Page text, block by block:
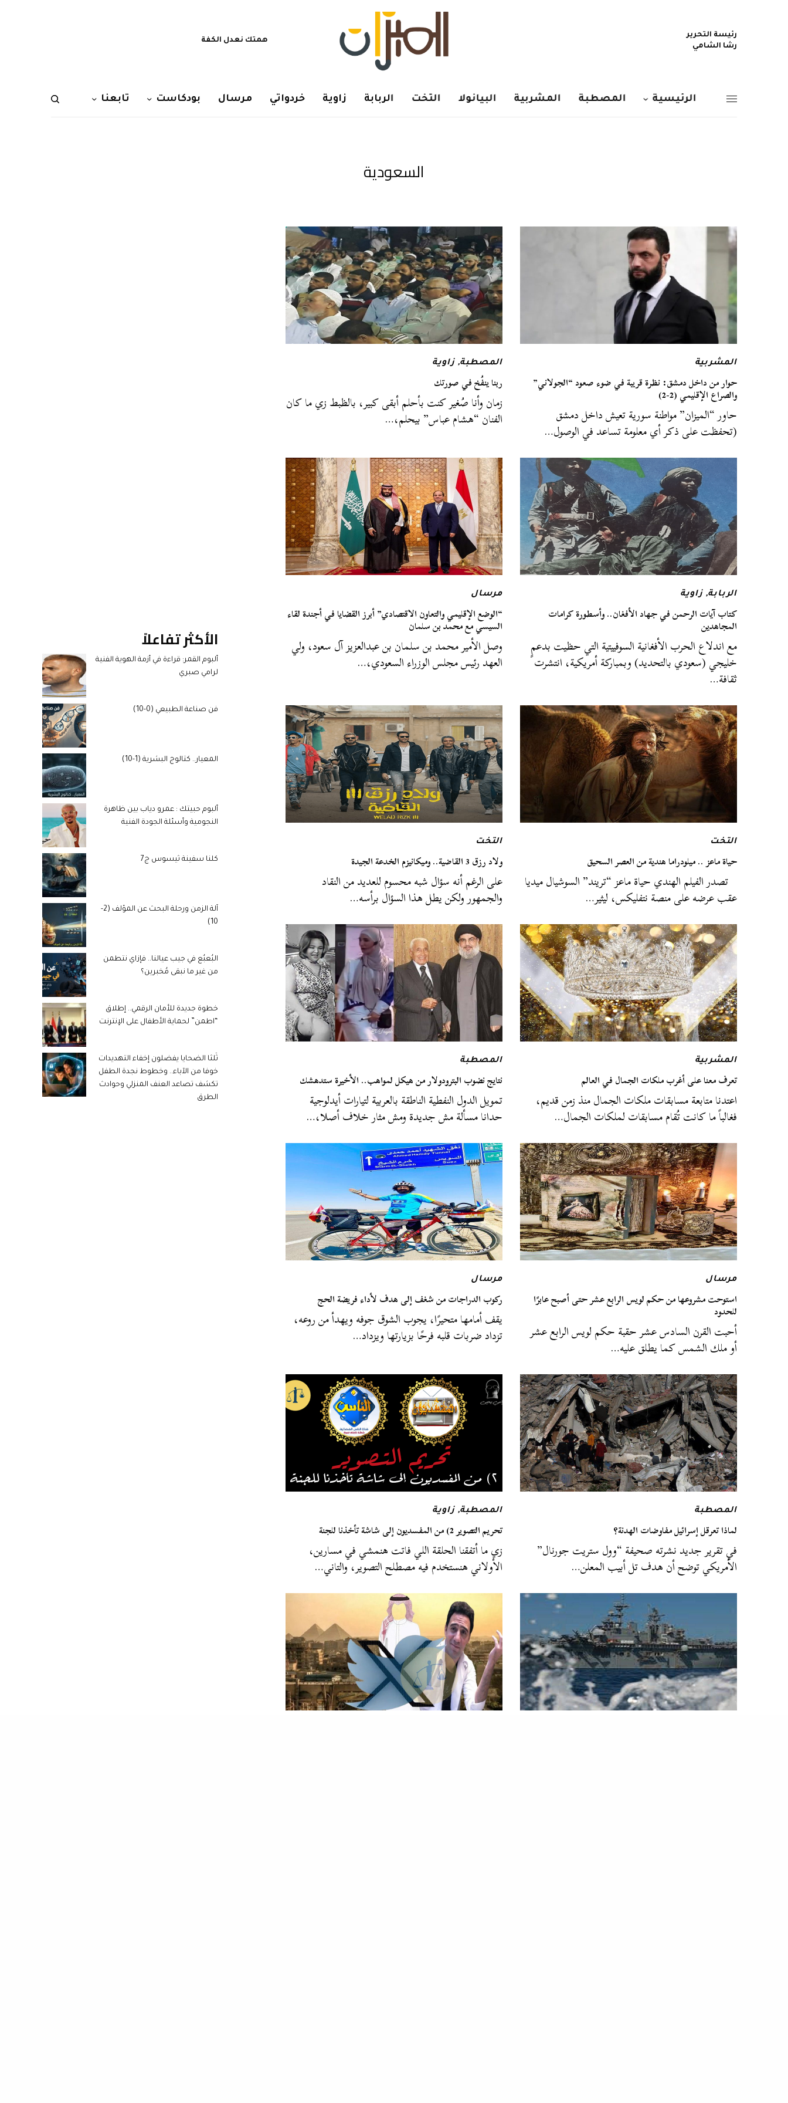
رئيسة التحرير
رشا الشامي
همتك نعدل الكفة
الرئيسية المصطبة المشربية البيانولا التخت الربابة زاوية خردواتي مرسال بودكاست تابعنا
السعودية
المشربية
حوار من داخل دمشق: نظرة قريبة في ضوء صعود “الجولاني”
والصراع الإقليمي (2-2)
حاور “الميزان” مواطنة سورية تعيش داخل دمشق
(تحفظت على ذكر أي معلومة تساعد في الوصول…
المصطبة, زاوية
ربنا ينفُخ في صورتك
زمان وأنا صُغير كنت بأحلم أبقى كبير، بالظبط زي ما كان
الفنان “هشام عباس” بيحلم،…
الربابة, زاوية
كتاب آيات الرحمن في جهاد الأفغان.. وأسطورة كرامات
المجاهدين
مع اندلاع الحرب الأفغانية السوفييتية التي حظيت بدعمٍ
خليجي (سعودي بالتحديد) وبمباركة أمريكية، انتشرت
ثقافة…
مرسال
“الوضع الإقليمي والتعاون الاقتصادي” أبرز القضايا في أجندة لقاء
السيسي مع محمد بن سلمان
وصل الأمير محمد بن سلمان بن عبدالعزيز آل سعود، ولي
العهد رئيس مجلس الوزراء السعودي،…
التخت
حياة ماعز .. ميلودراما هندية من العصر السحيق
تصدر الفيلم الهندي حياة ماعز “تريند” السوشيال ميديا
عقب عرضه على منصة نتفليكس، ليثير…
التخت
ولاد رزق 3 القاضية.. وميكانيزم الخدعة الجيدة
على الرغم أنه سؤال شبه محسوم للعديد من النقاد
والجمهور ولكن يطل هذا السؤال برأسه…
المشربية
تعرف معنا على أغرب ملكات الجمال في العالم
اعتدنا متابعة مسابقات ملكات الجمال منذ زمن قديم،
فغالباً ما كانت تُقام مسابقات لملكات الجمال…
المصطبة
نتايج نضوب البترودولار من هيكل لمواهب.. الأخيرة ستدهشك
تمويل الدول النفطية الناطقة بالعربية لتيارات أيدلوجية
حدانا مسألة مش جديدة ومش مثار خلاف أصلا،…
مرسال
استوحت مشروعها من حكم لويس الرابع عشر حتى أصبح عابرًا
للحدود
أحبت القرن السادس عشر حقبة حكم لويس الرابع عشر
أو ملك الشمس كما يطلق عليه…
مرسال
ركوب الدراجات من شغف إلى هدف لأداء فريضة الحج
يقف أمامها متحيرًا، يجوب الشوق جوفه ويهدأ من روعه،
تزداد ضربات قلبه فرحًا بزيارتها ويزداد…
المصطبة
لماذا تعرقل إسرائيل مفاوضات الهدنة؟
في تقرير جديد نشرته صحيفة “وول ستريت جورنال”
الأمريكي توضح أن هدف تل أبيب المعلن…
المصطبة, زاوية
تحريم التصوير 2) من المفسديون إلى شاشة تأخذنا للجنة
زي ما أتفقنا الحلقة اللي فاتت هنمشي في مسارين،
الأولاني هنستخدم فيه مصطلح التصوير، والتاني…
الأكثر تفاعلاً
ألبوم القمر: قراءة في أزمة الهوية الفنية
لرامي صبري
فن صناعة الطبيعي (0-10)
المعيار.. كتالوج البشرية (1-10)
ألبوم حبيتك : عمرو دياب بين ظاهرة
النجومية وأسئلة الجودة الفنية
كلنا سفينة ثيسوس ج7
آلة الزمن ورحلة البحث عن المؤلف (2-
10)
البُعبُع في جيب عيالنا.. فإزاي نتطمن
من غير ما نبقى مُخبرين؟
خطوة جديدة للأمان الرقمي.. إطلاق
“اطمن” لحماية الأطفال على الإنترنت
ثُلثا الضحايا يفضلون إخفاء التهديدات
خوفا من الآباء.. وخطوط نجدة الطفل
تكشف تصاعد العنف المنزلي وحوادث
الطرق